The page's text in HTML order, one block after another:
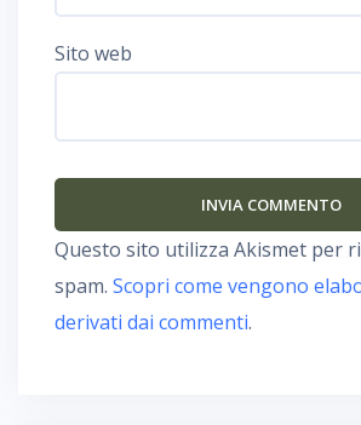
Sito web
Questo sito utilizza Akismet per
spam. Scopri come vengono
derivati dai commenti.